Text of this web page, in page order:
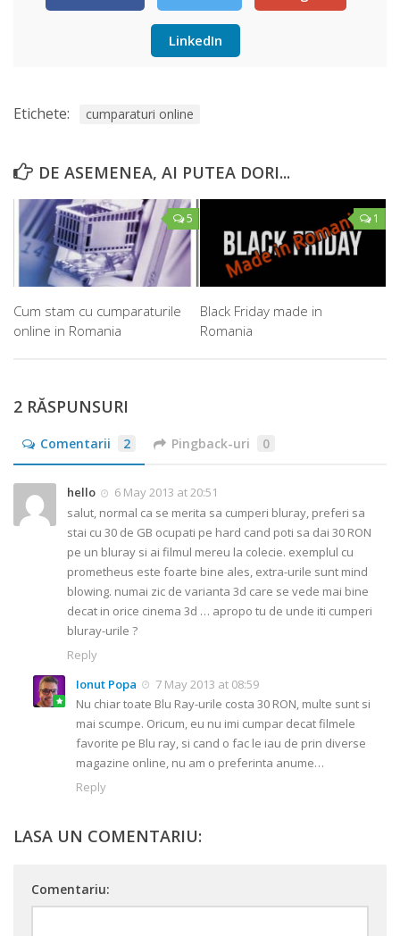
LinkedIn
Etichete: cumparaturi online
DE ASEMENEA, AI PUTEA DORI...
5
Cum stam cu cumparaturile
online in Romania
1
Black Friday made in
Romania
2 RĂSPUNSURI
Comentarii 2 Pingback-uri 0
hello
6 May 2013 at 20:51
salut, normal ca se merita sa cumperi bluray, preferi sa
stai cu 30 de GB ocupati pe hard cand poti sa dai 30 RON
pe un bluray si ai filmul mereu la colecie. exemplul cu
prometheus este foarte bine ales, extra-urile sunt mind
blowing. numai zic de varianta 3d care se vede mai bine
decat in orice cinema 3d … apropo tu de unde iti cumperi
bluray-urile ?
Reply
Ionut Popa
7 May 2013 at 08:59
Nu chiar toate Blu Ray-urile costa 30 RON, multe sunt si
mai scumpe. Oricum, eu nu imi cumpar decat filmele
favorite pe Blu ray, si cand o fac le iau de prin diverse
magazine online, nu am o preferinta anume…
Reply
LASA UN COMENTARIU:
Comentariu: